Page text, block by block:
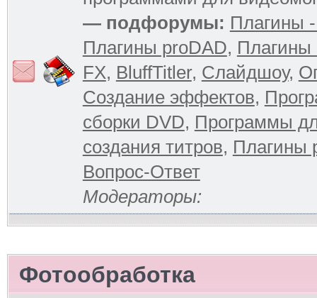
— подфорумы: Плагины
Плагины proDAD, Плагины
FX, BluffTitler, Слайдшоу,
Создание эффектов,
сборки DVD, Программы
создания титров, Плагины
Вопрос-Ответ
Модераторы:
Фотообработка